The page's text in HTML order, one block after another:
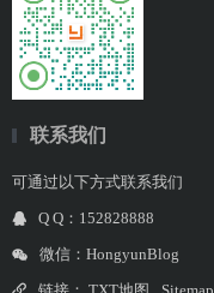
联系我们
可通过以下方式联系我们
Q Q：152828888
微信：HongyunBlog